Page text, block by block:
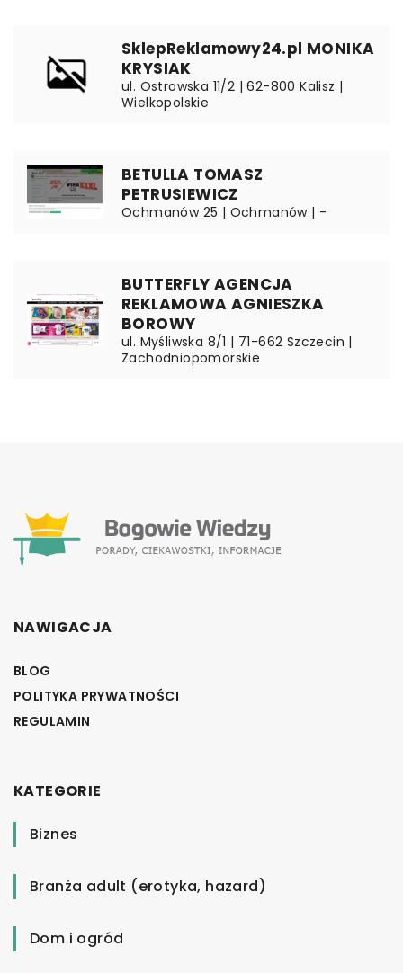
SklepReklamowy24.pl MONIKA
KRYSIAK
ul. Ostrowska 11/2 | 62-800 Kalisz |
Wielkopolskie
BETULLA TOMASZ
PETRUSIEWICZ
Ochmanów 25 | Ochmanów | -
BUTTERFLY AGENCJA
REKLAMOWA AGNIESZKA
BOROWY
ul. Myśliwska 8/1 | 71-662 Szczecin |
Zachodniopomorskie
NAWIGACJA
BLOG
POLITYKA PRYWATNOŚCI
REGULAMIN
KATEGORIE
Biznes
Branża adult (erotyka, hazard)
Dom i ogród